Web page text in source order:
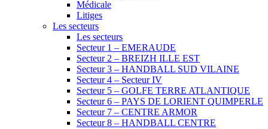
Médicale
Litiges
Les secteurs
Les secteurs
Secteur 1 – EMERAUDE
Secteur 2 – BREIZH ILLE EST
Secteur 3 – HANDBALL SUD VILAINE
Secteur 4 – Secteur IV
Secteur 5 – GOLFE TERRE ATLANTIQUE
Secteur 6 – PAYS DE LORIENT QUIMPERLE
Secteur 7 – CENTRE ARMOR
Secteur 8 – HANDBALL CENTRE